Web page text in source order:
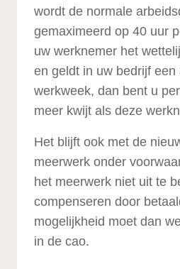
wordt de normale
gemaximeerd op 40 uur
uw werknemer het
en geldt in uw bedrijf
werkweek, dan bent u
meer kwijt als deze
Het blijft ook met de
meerwerk onder
het meerwerk niet uit te
compenseren door
mogelijkheid moet dan
in de cao.